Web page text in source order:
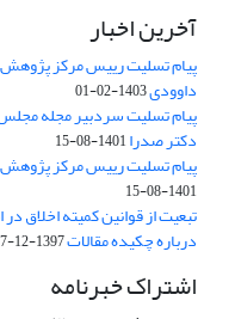
آخرین اخبار
پیام تسلیت رییس مرکز
داوودی1403-02-01
پیام تسلیت سردبیر مجله
دکتر صدرا1401-08-15
پیام تسلیت رییس مرکز
1401-08-15
تبعیت از قوانین کمیته اخلاق در
درباره چکیده مقالات1397-12-27
اشتراک خبرنامه